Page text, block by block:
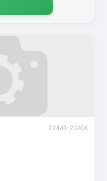
22441-2G100